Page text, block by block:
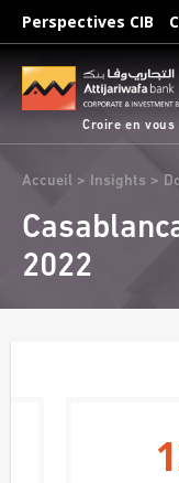
Aller
contenu
principal
Perspectives CIB
Croire en vous
Fil
d'Ariane
Accueil Insights
2022
Recherches
Accéder aux comptes
Éditer un RIB